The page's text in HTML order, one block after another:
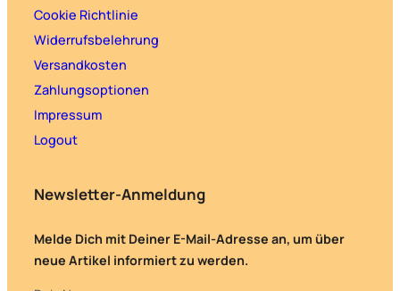
Cookie Richtlinie
Widerrufsbelehrung
Versandkosten
Zahlungsoptionen
Impressum
Logout
Newsletter-Anmeldung
Melde Dich mit Deiner E-Mail-Adresse an, um über
neue Artikel informiert zu werden.